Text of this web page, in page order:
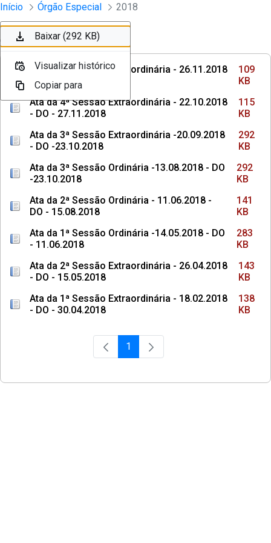
Pular para o Conteúdo principal
Sessões e Reuniões - Documentos
Início Órgão Especial 2018
Ordenar Filtro
Ata da 5ª Sessão Extraordinária - 26.11.2018
- DO - 21.03.2019
109
KB
Ata da 4ª Sessão Extraordinária - 22.10.2018
- DO - 27.11.2018
115
KB
Ata da 3ª Sessão Extraordinária -20.09.2018
- DO -23.10.2018
292
KB
Ata da 3ª Sessão Ordinária -13.08.2018 - DO
-23.10.2018
292
KB
Ata da 2ª Sessão Ordinária - 11.06.2018 -
DO - 15.08.2018
141
KB
Ata da 1ª Sessão Ordinária -14.05.2018 - DO
- 11.06.2018
283
KB
Ata da 2ª Sessão Extraordinária - 26.04.2018
- DO - 15.05.2018
143
KB
Ata da 1ª Sessão Extraordinária - 18.02.2018
- DO - 30.04.2018
138
KB
Página
1
Baixar (109 KB)
Visualizar histórico
Copiar para
Baixar (115 KB)
Visualizar histórico
Copiar para
Baixar (292 KB)
Visualizar histórico
Copiar para
Baixar (292 KB)
Visualizar histórico
Copiar para